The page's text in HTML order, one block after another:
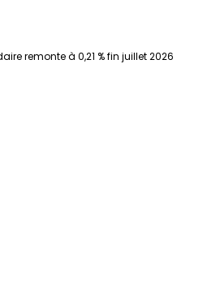
remonte à 0,21 % fin juillet 2026